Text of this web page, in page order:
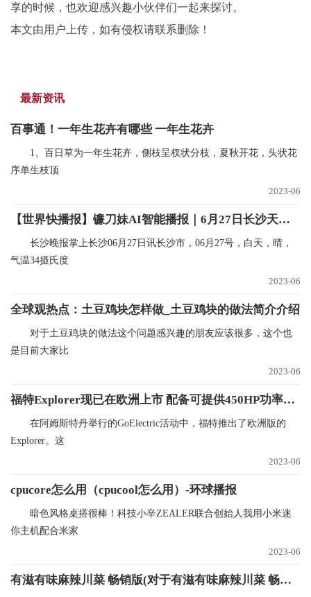
享的时候，也欢迎感兴趣小伙伴们一起来探讨。
本文由用户上传，如有侵权请联系删除！
最新资讯
百事通！一年生花卉有哪些 一年生花卉
1、百日草为一年生花卉，侧枝呈杈状分枝，夏秋开花，头状花
序单生枝顶
2023-06
【世界快播报】镰刀妹AI智能播报｜6月27日长沙天气和明日预报
长沙晚报掌上长沙06月27日讯长沙市，06月27号，白天，晴，
气温34摄氏度
2023-06
全球观热点：土豆鸡块怎样做_土豆鸡块的做法简介介绍
对于土豆鸡块的做法这个问题感兴趣的朋友应该很多，这个也
是目前大家比
2023-06
福特Explorer现已在欧洲上市 配备可提供450HP功率的PHEV系统 世界观察
在阿姆斯特丹举行的GoElectric活动中，福特推出了欧洲版的
Explorer。这
2023-06
cpucore怎么用（cpucool怎么用）-环球播报
暗色风格桌搭很棒！科技小辛ZEALER联合创始人我用小米迷
你主机配合米家
2023-06
有滋有味麻辣川菜 畅销版(对于有滋有味麻辣川菜 畅销版简单介绍) 要闻速递